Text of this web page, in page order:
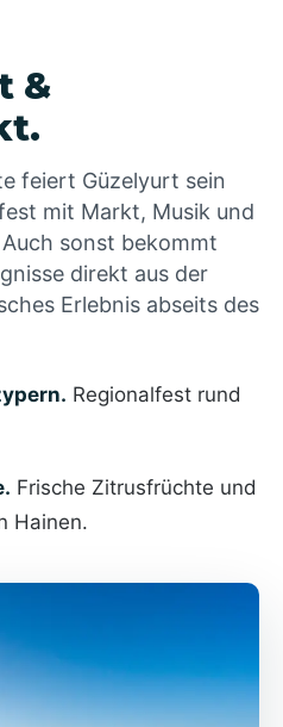
&
feiert Güzelyurt sein
mit Markt, Musik und
sonst bekommt
direkt aus der
Erlebnis abseits des
Regionalfest rund
Frische Zitrusfrüchte und
Hainen.